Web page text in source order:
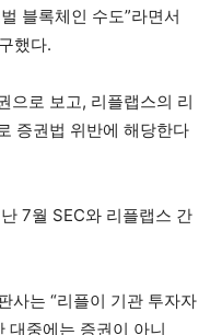
블록체인 수도”라면서
했다.
으로 보고, 리플랩스의 리
증권법 위반에 해당한다
7월 SEC와 리플랩스 간
사는 “리플이 기관 투자자
대중에는 증권이 아니